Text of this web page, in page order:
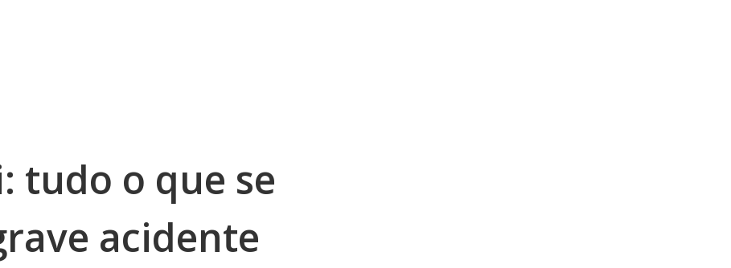
tudo o que se
acidente